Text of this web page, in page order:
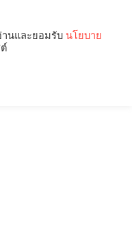
านและยอมรับ นโยบาย